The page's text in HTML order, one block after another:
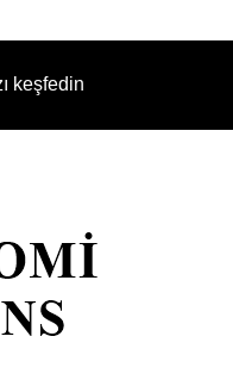
keşfedin